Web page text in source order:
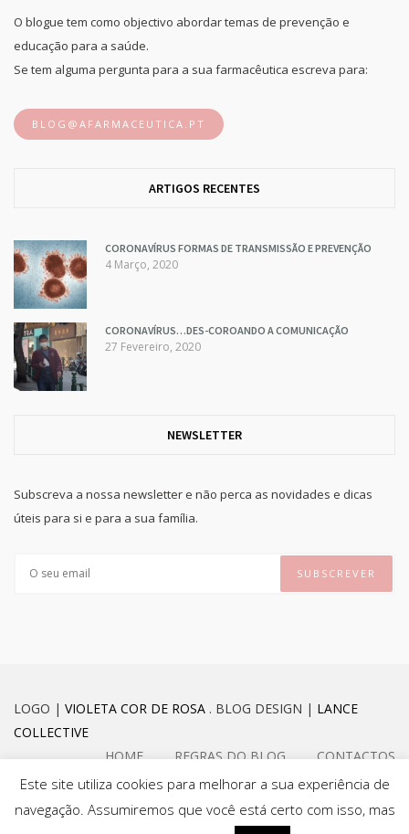
O blogue tem como objectivo abordar temas de prevenção e
educação para a saúde.
Se tem alguma pergunta para a sua farmacêutica escreva para:
BLOG@AFARMACEUTICA.PT
ARTIGOS RECENTES
CORONAVÍRUS FORMAS DE TRANSMISSÃO E PREVENÇÃO
4 Março, 2020
CORONAVÍRUS…DES-COROANDO A COMUNICAÇÃO
27 Fevereiro, 2020
NEWSLETTER
Subscreva a nossa newsletter e não perca as novidades e dicas
úteis para si e para a sua família.
LOGO | VIOLETA COR DE ROSA . BLOG DESIGN | LANCE
COLLECTIVE
HOME
REGRAS DO BLOG CONTACTOS
Este site utiliza cookies para melhorar a sua experiência de
navegação. Assumiremos que você está certo com isso, mas